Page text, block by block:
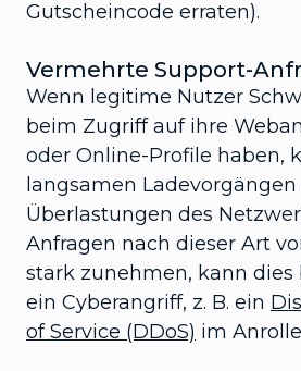
Gutscheincode erraten).
Vermehrte Support-
Wenn legitime Nutzer
beim Zugriff auf ihre
oder Online-Profile haben,
langsamen
Überlastungen des
Anfragen nach dieser Art
stark zunehmen, kann dies
ein Cyberangriff, z. B. ein
of Service (DDoS) im